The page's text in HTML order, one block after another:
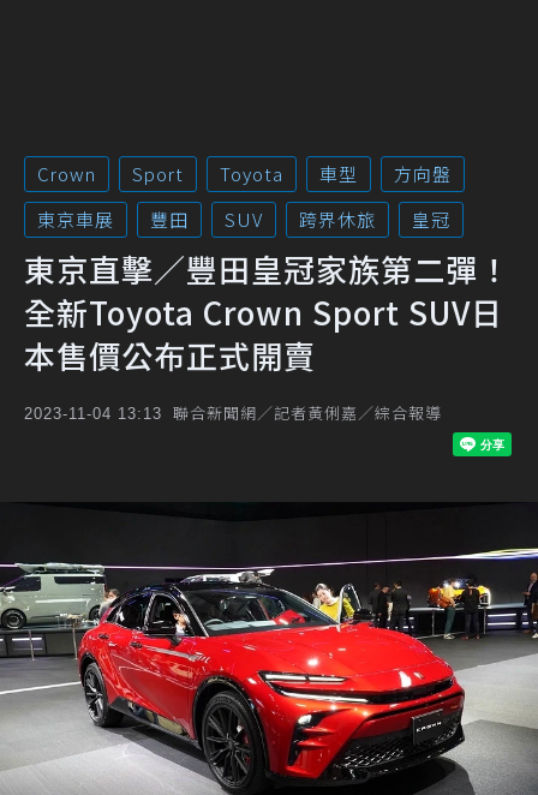
Crown Sport Toyota 車型
方向盤
東京車展
豐田 SUV 跨界休旅 皇冠
東京直擊／豐田皇冠家族第二彈！
全新Toyota Crown Sport SUV日
本售價公布正式開賣
2023-11-04 13:13 聯合新聞網／記者黃俐嘉／綜合報導